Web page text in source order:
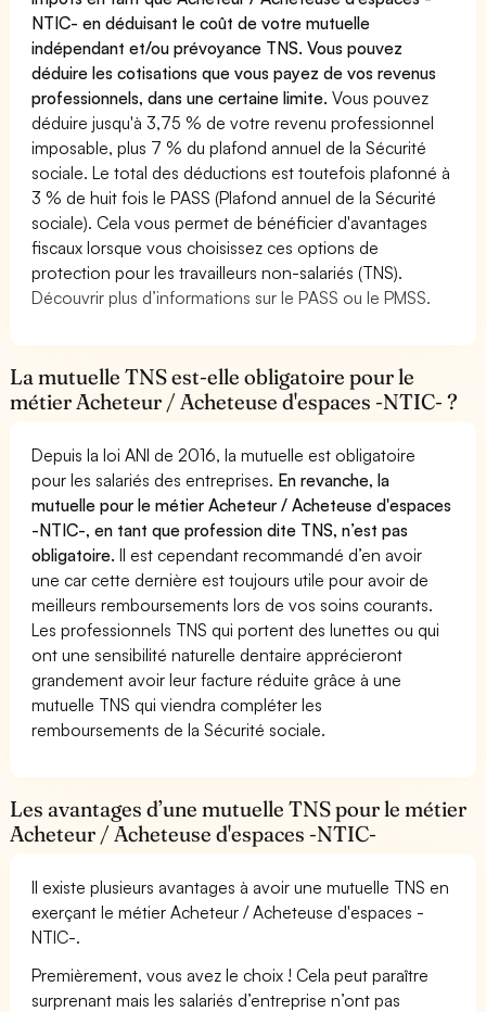
NTIC- en déduisant le coût de votre mutuelle
indépendant et/ou prévoyance TNS. Vous pouvez
déduire les cotisations que vous payez de vos revenus
professionnels, dans une certaine limite.Vous pouvez
déduire jusqu'à 3,75 % de votre revenu professionnel
imposable, plus 7 % du plafond annuel de la Sécurité
sociale. Le total des déductions est toutefois plafonné à
3 % de huit fois le PASS (Plafond annuel de la Sécurité
sociale). Cela vous permet de bénéficier d'avantages
fiscaux lorsque vous choisissez ces options de
protection pour les travailleurs non-salariés (TNS).
Découvrir plus d’informations sur le PASS ou le PMSS.
La mutuelle TNS est-elle obligatoire pour le
métier Acheteur / Acheteuse d'espaces -NTIC- ?
Depuis la loi ANI de 2016, la mutuelle est obligatoire
pour les salariés des entreprises. En revanche, la
mutuelle pour le métier Acheteur / Acheteuse d'espaces
-NTIC-, en tant que profession dite TNS, n’est pas
obligatoire.Il est cependant recommandé d’en avoir
une car cette dernière est toujours utile pour avoir de
meilleurs remboursements lors de vos soins courants.
Les professionnels TNS qui portent des lunettes ou qui
ont une sensibilité naturelle dentaire apprécieront
grandement avoir leur facture réduite grâce à une
mutuelle TNS qui viendra compléter les
remboursements de la Sécurité sociale.
Les avantages d’une mutuelle TNS pour le métier
Acheteur / Acheteuse d'espaces -NTIC-
Il existe plusieurs avantages à avoir une mutuelle TNS en
exerçant le métier Acheteur / Acheteuse d'espaces -
NTIC-.
Premièrement, vous avez le choix ! Cela peut paraître
surprenant mais les salariés d’entreprise n’ont pas